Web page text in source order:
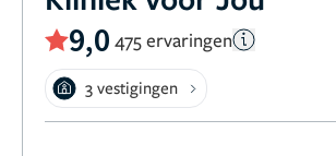
9,0 475 ervaringen
3 vestigingen